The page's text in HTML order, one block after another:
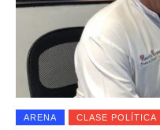
ARENA CLASE POLÍTICA